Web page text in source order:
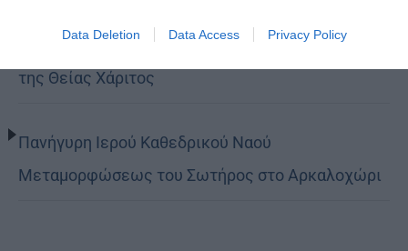
Data Deletion Data Access Privacy Policy
Κορίνθου Παύλος: Να γίνουμε μέτοχοι του φωτός
της Θείας Χάριτος
Πανήγυρη Ιερού Καθεδρικού Ναού
Μεταμορφώσεως του Σωτήρος στο Αρκαλοχώρι